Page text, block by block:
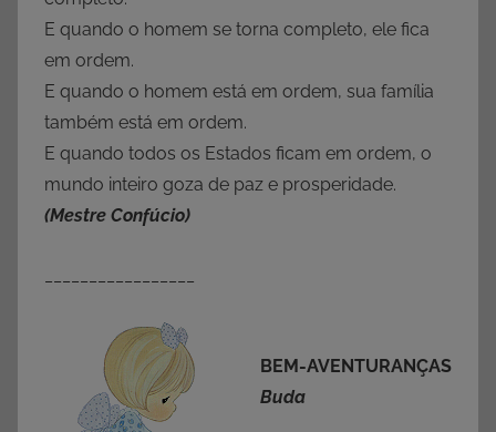
E quando o homem se torna completo, ele fica
em ordem.
E quando o homem está em ordem, sua família
também está em ordem.
E quando todos os Estados ficam em ordem, o
mundo inteiro goza de paz e prosperidade.
(Mestre Confúcio)
BEM-AVENTURANÇAS
Buda